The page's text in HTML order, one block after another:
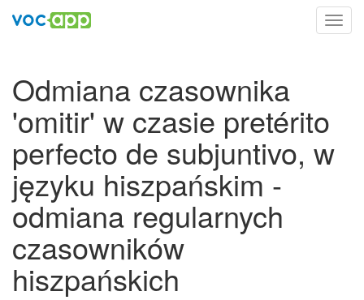
Odmiana czasownika
'omitir' w czasie pretérito
perfecto de subjuntivo, w
języku hiszpańskim -
odmiana regularnych
czasowników
hiszpańskich